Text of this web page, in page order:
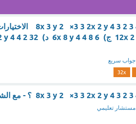
جواب سريع
32x
مستشار تعليمي